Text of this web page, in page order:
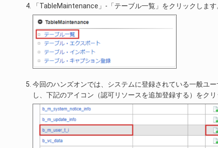
「TableMaintenance」-「テーブル一覧」をクリックします
今回のハンズオンでは、システムに登録されている一般ユ
し、下記のアイコン（認可リソースを追加登録する）をク